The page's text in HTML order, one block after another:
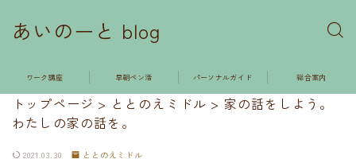
あいのーと blog
ワーク講座 早朝ペン活 パーソナルガイド 総合案内
トップページ > ととのえミドル > 家の話をしよう。
わたしの家の話を。
2021.03.30 ととのえミドル